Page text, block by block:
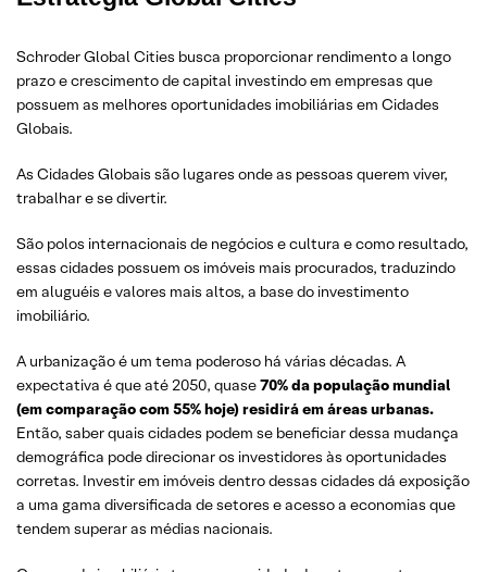
Schroder Global Cities busca proporcionar rendimento a longo
prazo e crescimento de capital investindo em empresas que
possuem as melhores oportunidades imobiliárias em Cidades
Globais.
As Cidades Globais são lugares onde as pessoas querem viver,
trabalhar e se divertir.
São polos internacionais de negócios e cultura e como resultado,
essas cidades possuem os imóveis mais procurados, traduzindo
em aluguéis e valores mais altos, a base do investimento
imobiliário.
A urbanização é um tema poderoso há várias décadas. A
expectativa é que até 2050, quase70% da população mundial
(em comparação com 55% hoje) residirá em áreas urbanas.
Então, saber quais cidades podem se beneficiar dessa mudança
demográfica pode direcionar os investidores às oportunidades
corretas. Investir em imóveis dentro dessas cidades dá exposição
a uma gama diversificada de setores e acesso a economias que
tendem superar as médias nacionais.